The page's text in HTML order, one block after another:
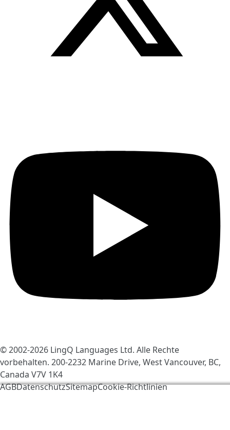
Wir verwenden Cookies, um LingQ zu verbessern. Mit
© 2002-2026 LingQ Languages Ltd. Alle Rechte
vorbehalten. 200-2232 Marine Drive, West Vancouver, BC,
Canada V7V 1K4
AGBDatenschutzSitemapCookie-Richtlinien